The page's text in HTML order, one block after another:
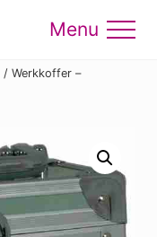
Menu
/ Werkkoffer –